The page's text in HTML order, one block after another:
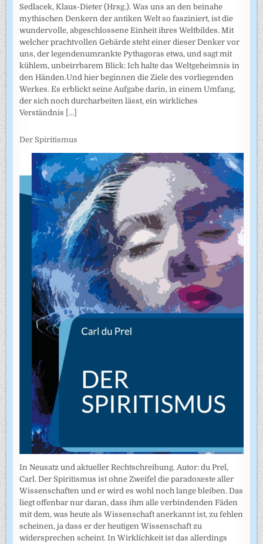
Sedlacek, Klaus-Dieter (Hrsg.). Was uns an den beinahe
mythischen Denkern der antiken Welt so fasziniert, ist die
wundervolle, abgeschlossene Einheit ihres Weltbildes. Mit
welcher prachtvollen Gebärde steht einer dieser Denker vor
uns, der legendenumrankte Pythagoras etwa, und sagt mit
kühlem, unbeirrbarem Blick: Ich halte das Weltgeheimnis in
den Händen.Und hier beginnen die Ziele des vorliegenden
Werkes. Es erblickt seine Aufgabe darin, in einem Umfang,
der sich noch durcharbeiten lässt, ein wirkliches
Verständnis [...]
Der Spiritismus
In Neusatz und aktueller Rechtschreibung. Autor: du Prel,
Carl. Der Spiritismus ist ohne Zweifel die paradoxeste aller
Wissenschaften und er wird es wohl noch lange bleiben. Das
liegt offenbar nur daran, dass ihm alle verbindenden Fäden
mit dem, was heute als Wissenschaft anerkannt ist, zu fehlen
scheinen, ja dass er der heutigen Wissenschaft zu
widersprechen scheint. In Wirklichkeit ist das allerdings